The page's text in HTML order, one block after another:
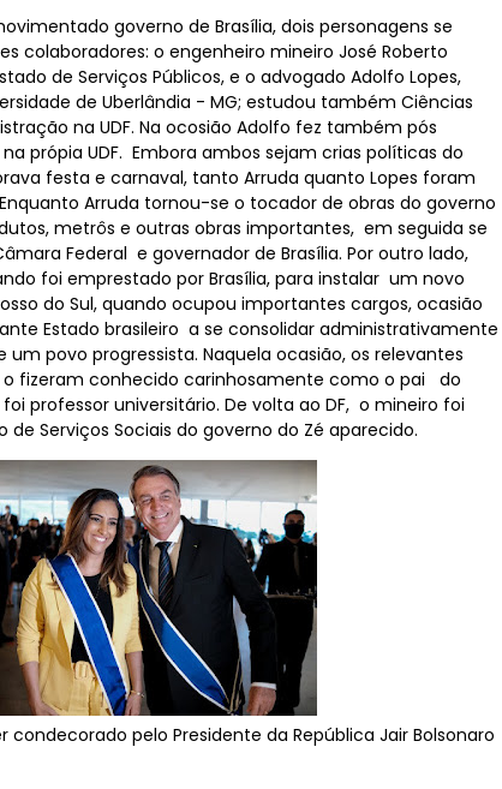
governo de Brasília, dois personagens se
colaboradores: o engenheiro mineiro José Roberto
de Serviços Públicos, e o advogado Adolfo Lopes,
de Uberlândia - MG; estudou também Ciências
na UDF. Na ocosião Adolfo fez também pós
própia UDF. Embora ambos sejam crias políticas do
festa e carnaval, tanto Arruda quanto Lopes foram
Arruda tornou-se o tocador de obras do governo
metrôs e outras obras importantes, em seguida se
Federal e governador de Brasília. Por outro lado,
foi emprestado por Brasília, para instalar um novo
do Sul, quando ocupou importantes cargos, ocasião
Estado brasileiro a se consolidar administrativamente
povo progressista. Naquela ocasião, os relevantes
o fizeram conhecido carinhosamente como o pai do
professor universitário. De volta ao DF, o mineiro foi
Serviços Sociais do governo do Zé aparecido.
condecorado pelo Presidente da República Jair Bolsonaro